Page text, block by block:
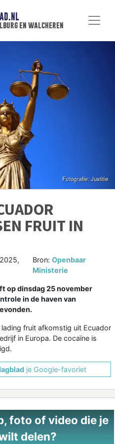
en walcheren
FRUIT IN
Bron: Openbaar
Ministerie
op dinsdag 25 november
in de haven van
fruit afkomstig uit Ecuador
in Europa. De cocaïne is
je Google-favoriet
foto of video die je
delen?